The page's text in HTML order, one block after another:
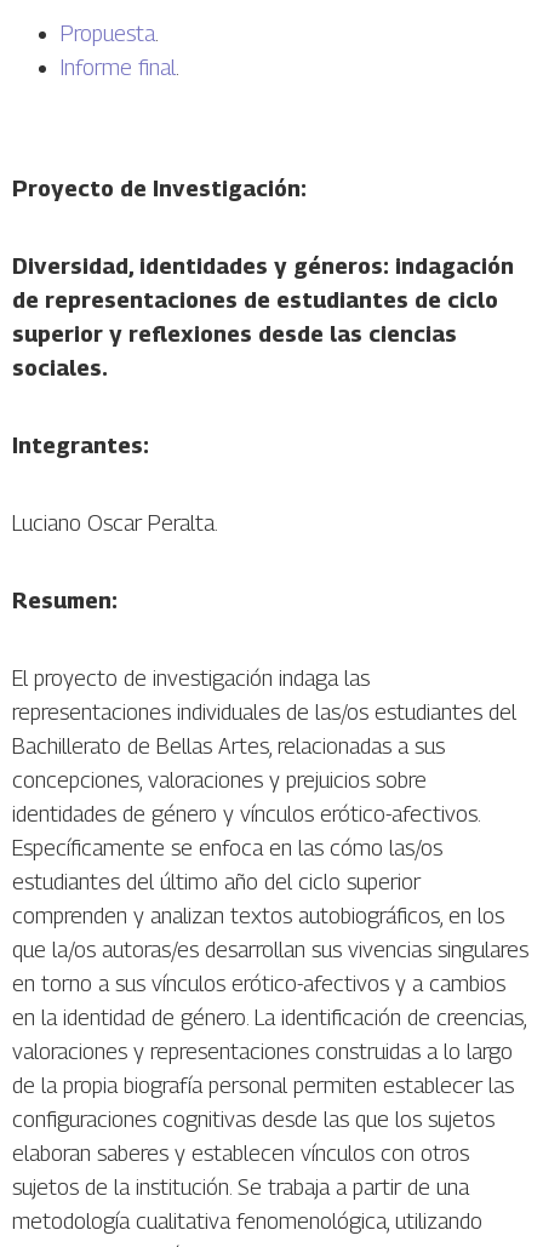
Propuesta
Informe final
Proyecto de Investigación:
Diversidad, identidades y géneros: indagación
de representaciones de estudiantes de ciclo
superior y reflexiones desde las ciencias
sociales.
Integrantes:
Luciano Oscar Peralta.
Resumen:
El proyecto de investigación indaga las
representaciones individuales de las/os estudiantes del
Bachillerato de Bellas Artes, relacionadas a sus
concepciones, valoraciones y prejuicios sobre
identidades de género y vínculos erótico-afectivos.
Específicamente se enfoca en las cómo las/os
estudiantes del último año del ciclo superior
comprenden y analizan textos autobiográficos, en los
que la/os autoras/es desarrollan sus vivencias singulares
en torno a sus vínculos erótico-afectivos y a cambios
en la identidad de género. La identificación de creencias,
valoraciones y representaciones construidas a lo largo
de la propia biografía personal permiten establecer las
configuraciones cognitivas desde las que los sujetos
elaboran saberes y establecen vínculos con otros
sujetos de la institución. Se trabaja a partir de una
metodología cualitativa fenomenológica, utilizando